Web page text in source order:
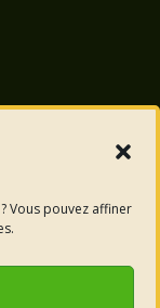
Vous pouvez affiner
proposé